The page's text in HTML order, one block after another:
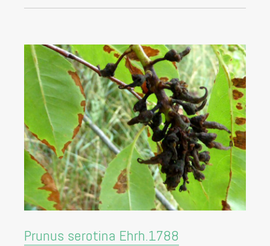
Prunus serotina Ehrh.1788